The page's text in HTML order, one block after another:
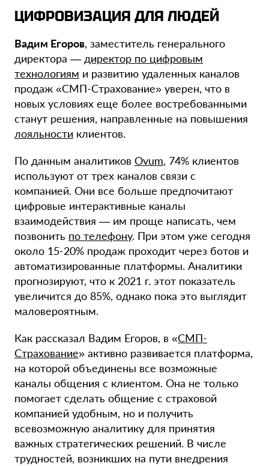
ЦИФРОВИЗАЦИЯ ДЛЯ ЛЮДЕЙ
Вадим Егоров, заместитель генерального
директора — директор по цифровым
технологиям и развитию удаленных каналов
продаж «СМП-Страхование» уверен, что в
новых условиях еще более востребованными
станут решения, направленные на повышения
лояльности клиентов.
По данным аналитиков Ovum, 74% клиентов
используют от трех каналов связи с
компанией. Они все больше предпочитают
цифровые интерактивные каналы
взаимодействия — им проще написать, чем
позвонить по телефону. При этом уже сегодня
около 15-20% продаж проходит через ботов и
автоматизированные платформы. Аналитики
прогнозируют, что к 2021 г. этот показатель
увеличится до 85%, однако пока это выглядит
маловероятным.
Как рассказал Вадим Егоров, в «СМП-
Страхование» активно развивается платформа,
на которой объединены все возможные
каналы общения с клиентом. Она не только
помогает сделать общение с страховой
компанией удобным, но и получить
всевозможную аналитику для принятия
важных стратегических решений. В числе
трудностей, возникших на пути внедрения